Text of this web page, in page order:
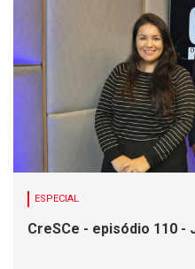
ESPECIAL
CreSCe - episódio 110 -